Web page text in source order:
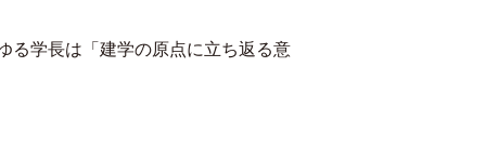
学長は「建学の原点に立ち返る意